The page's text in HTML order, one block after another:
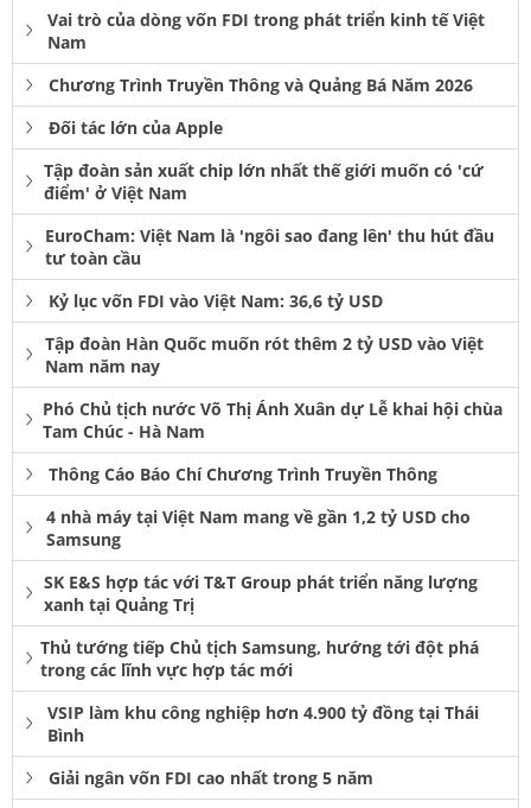
Vai trò của dòng vốn FDI trong phát triển kinh tế Việt
Nam
Chương Trình Truyền Thông và Quảng Bá Năm 2026
Đối tác lớn của Apple
Tập đoàn sản xuất chip lớn nhất thế giới muốn có 'cứ
điểm' ở Việt Nam
EuroCham: Việt Nam là 'ngôi sao đang lên' thu hút đầu
tư toàn cầu
Kỷ lục vốn FDI vào Việt Nam: 36,6 tỷ USD
Tập đoàn Hàn Quốc muốn rót thêm 2 tỷ USD vào Việt
Nam năm nay
Phó Chủ tịch nước Võ Thị Ánh Xuân dự Lễ khai hội chùa
Tam Chúc - Hà Nam
Thông Cáo Báo Chí Chương Trình Truyền Thông
4 nhà máy tại Việt Nam mang về gần 1,2 tỷ USD cho
Samsung
SK E&S hợp tác với T&T Group phát triển năng lượng
xanh tại Quảng Trị
Thủ tướng tiếp Chủ tịch Samsung, hướng tới đột phá
trong các lĩnh vực hợp tác mới
VSIP làm khu công nghiệp hơn 4.900 tỷ đồng tại Thái
Bình
Giải ngân vốn FDI cao nhất trong 5 năm